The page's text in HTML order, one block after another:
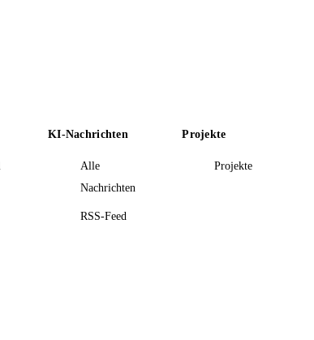
KI-Nachrichten
Alle
Nachrichten
RSS-Feed
Projekte
Projekte